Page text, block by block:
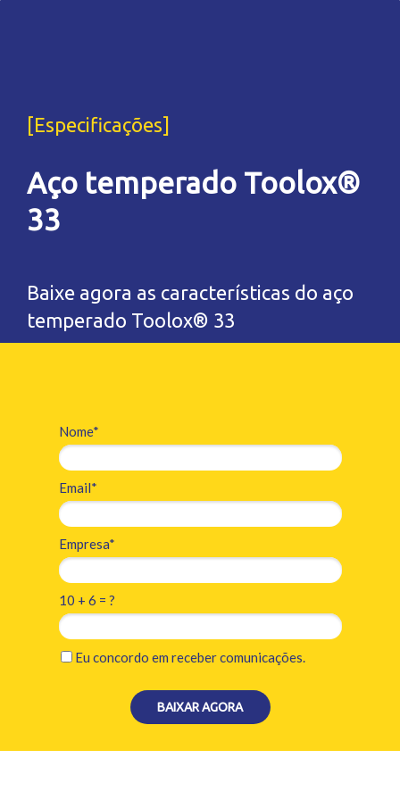
[Especificações]
Aço temperado Toolox®
33
Baixe agora as características do aço
temperado Toolox® 33
Nome*
Email*
Empresa*
10 + 6 = ?
Eu concordo em receber comunicações.
BAIXAR AGORA